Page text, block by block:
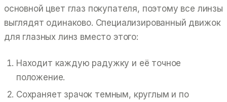
основной цвет глаз покупателя, поэтому все линзы
выглядят одинаково. Специализированный движок
для глазных линз вместо этого:
Находит каждую радужку и её точное
положение.
Сохраняет зрачок темным, круглым и по